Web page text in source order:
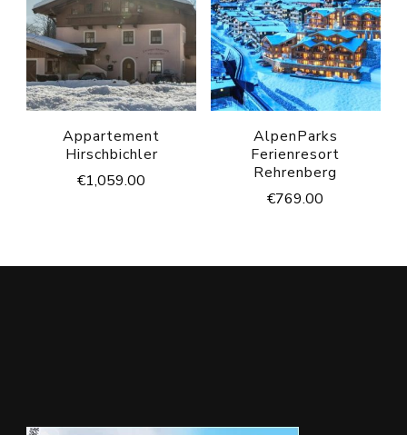
Appartement
Hirschbichler
€1,059.00
AlpenParks
Ferienresort
Rehrenberg
€769.00